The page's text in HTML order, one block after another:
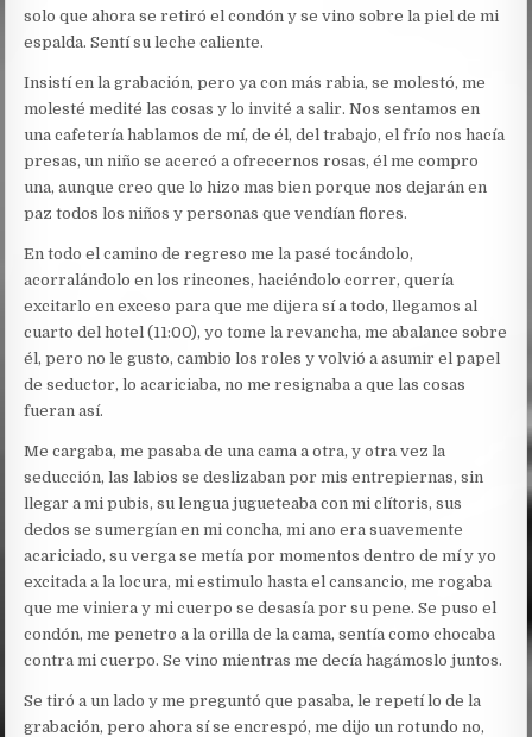
solo que ahora se retiró el condón y se vino sobre la piel de mi
espalda. Sentí su leche caliente.
Insistí en la grabación, pero ya con más rabia, se molestó, me
molesté medité las cosas y lo invité a salir. Nos sentamos en
una cafetería hablamos de mí, de él, del trabajo, el frío nos hacía
presas, un niño se acercó a ofrecernos rosas, él me compro
una, aunque creo que lo hizo mas bien porque nos dejarán en
paz todos los niños y personas que vendían flores.
En todo el camino de regreso me la pasé tocándolo,
acorralándolo en los rincones, haciéndolo correr, quería
excitarlo en exceso para que me dijera sí a todo, llegamos al
cuarto del hotel (11:00), yo tome la revancha, me abalance sobre
él, pero no le gusto, cambio los roles y volvió a asumir el papel
de seductor, lo acariciaba, no me resignaba a que las cosas
fueran así.
Me cargaba, me pasaba de una cama a otra, y otra vez la
seducción, las labios se deslizaban por mis entrepiernas, sin
llegar a mi pubis, su lengua jugueteaba con mi clítoris, sus
dedos se sumergían en mi concha, mi ano era suavemente
acariciado, su verga se metía por momentos dentro de mí y yo
excitada a la locura, mi estimulo hasta el cansancio, me rogaba
que me viniera y mi cuerpo se desasía por su pene. Se puso el
condón, me penetro a la orilla de la cama, sentía como chocaba
contra mi cuerpo. Se vino mientras me decía hagámoslo juntos.
Se tiró a un lado y me preguntó que pasaba, le repetí lo de la
grabación, pero ahora sí se encrespó, me dijo un rotundo no,